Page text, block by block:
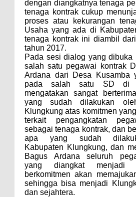
dengan diangkatnya tenaga
tenaga kontrak cukup
proses atau kekurangan
Usaha yang ada di
tenaga kontrak ini diambil dari
tahun 2017.
Pada sesi dialog yang dibuka
salah satu pegawai kontrak
Ardana dari Desa Kusamba
pada salah satu SD di
mengatakan sangat
yang sudah dilakukan
Klungkung atas komitmen
terkait pengangkatan
sebagai tenaga kontrak, dan
apa yang sudah
Kabupaten Klungkung, dan
Bagus Ardana seluruh
yang diangkat menjadi
berkomitmen akan
sehingga bisa menjadi
dan sejahtera.